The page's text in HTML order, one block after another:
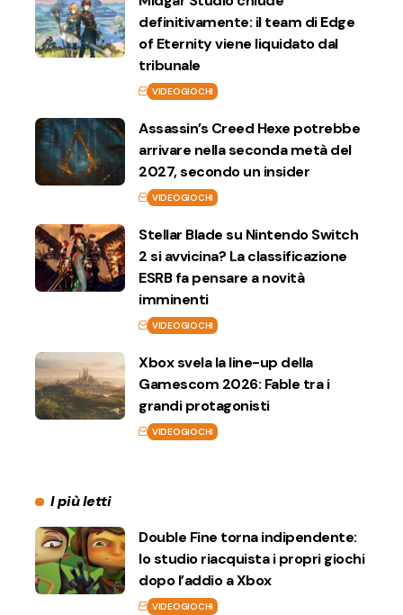
definitivamente: il team di Edge
of Eternity viene liquidato dal
tribunale
VIDEOGIOCHI
Assassin’s Creed Hexe potrebbe
arrivare nella seconda metà del
2027, secondo un insider
VIDEOGIOCHI
Stellar Blade su Nintendo Switch
2 si avvicina? La classificazione
ESRB fa pensare a novità
imminenti
VIDEOGIOCHI
Xbox svela la line-up della
Gamescom 2026: Fable tra i
grandi protagonisti
VIDEOGIOCHI
I più letti
Double Fine torna indipendente:
lo studio riacquista i propri giochi
dopo l’addio a Xbox
VIDEOGIOCHI